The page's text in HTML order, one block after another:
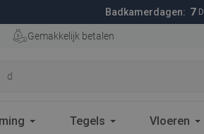
Badkamerdagen: 7 D
Gemakkelijk betalen
Tegels Vloeren